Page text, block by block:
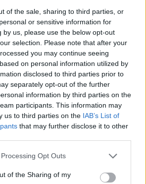
of the sale, sharing to third parties, or
or sensitive information for
by us, please use the below opt-out
selection. Please note that after your
you may continue seeing
on personal information utilized by
disclosed to third parties prior to
separately opt-out of the further
information by third parties on the
participants. This information may
us to third parties on the IAB’s List of
that may further disclose it to other
Opt Outs
of the Sharing of my
kad tokiu ar panašiais
įtikinėjama jau kelis
Atsakymas, manyčiau,
Pasaulyje taip suklestėjo
aliejų verslas, kad jį dabar
jei žmonės pradėtų normaliai
gyvulinius riebalus, prie